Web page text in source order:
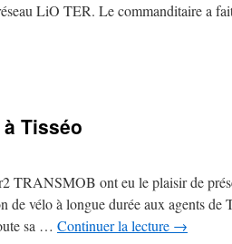
LiO TER. Le commanditaire a
Tisséo
TRANSMOB ont eu le plaisir de
vélo à longue durée aux agents de
sa … Continuer la lecture →